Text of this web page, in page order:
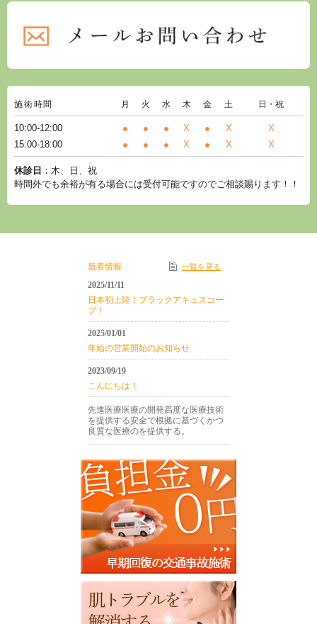
施術時間 月 火 水 木 金 土 日・祝
10:00-12:00 ● ● ● X ● X
X
15:00-18:00
● ● ● X ● X X
休診日 ：木、日、祝
時間外でも余裕が有る場合には受付可能ですのでご相談賜ります！！
新着情報 一覧を見る
2025/11/11
日本初上陸！ブラックアキュスコー
プ！
2025/01/01
年始の営業開始のお知らせ
2023/09/19
こんにちは！
先進医療医療の開発高度な医療技術
を提供する安全で根拠に基づくかつ
良質な医療のを提供する。